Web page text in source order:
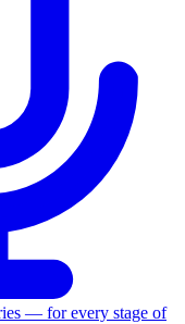
— for every stage of